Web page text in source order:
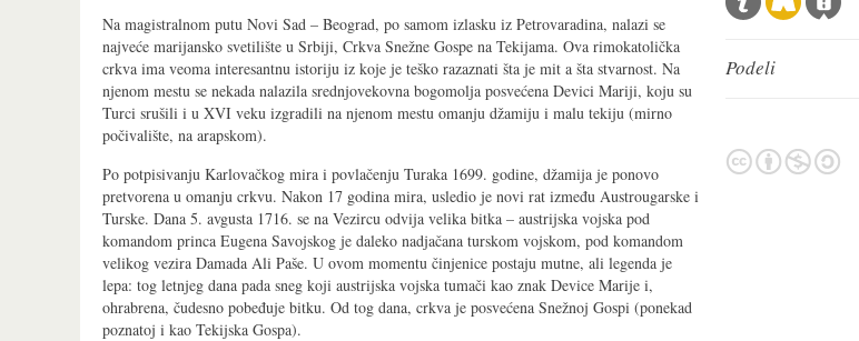
Na magistralnom putu Novi Sad – Beograd, po samom izlasku iz Petrovaradina, nalazi se
najveće marijansko svetilište u Srbiji, Crkva Snežne Gospe na Tekijama. Ova rimokatolička
crkva ima veoma interesantnu istoriju iz koje je teško razaznati šta je mit a šta stvarnost. Na
njenom mestu se nekada nalazila srednjovekovna bogomolja posvećena Devici Mariji, koju su
Turci srušili i u XVI veku izgradili na njenom mestu omanju džamiju i malu tekiju (mirno
počivalište, na arapskom).
Po potpisivanju Karlovačkog mira i povlačenju Turaka 1699. godine, džamija je ponovo
pretvorena u omanju crkvu. Nakon 17 godina mira, usledio je novi rat između Austrougarske i
Turske. Dana 5. avgusta 1716. se na Vezircu odvija velika bitka – austrijska vojska pod
komandom princa Eugena Savojskog je daleko nadjačana turskom vojskom, pod komandom
velikog vezira Damada Ali Paše. U ovom momentu činjenice postaju mutne, ali legenda je
lepa: tog letnjeg dana pada sneg koji austrijska vojska tumači kao znak Device Marije i,
ohrabrena, čudesno pobeđuje bitku. Od tog dana, crkva je posvećena Snežnoj Gospi (ponekad
poznatoj i kao Tekijska Gospa).
Podeli